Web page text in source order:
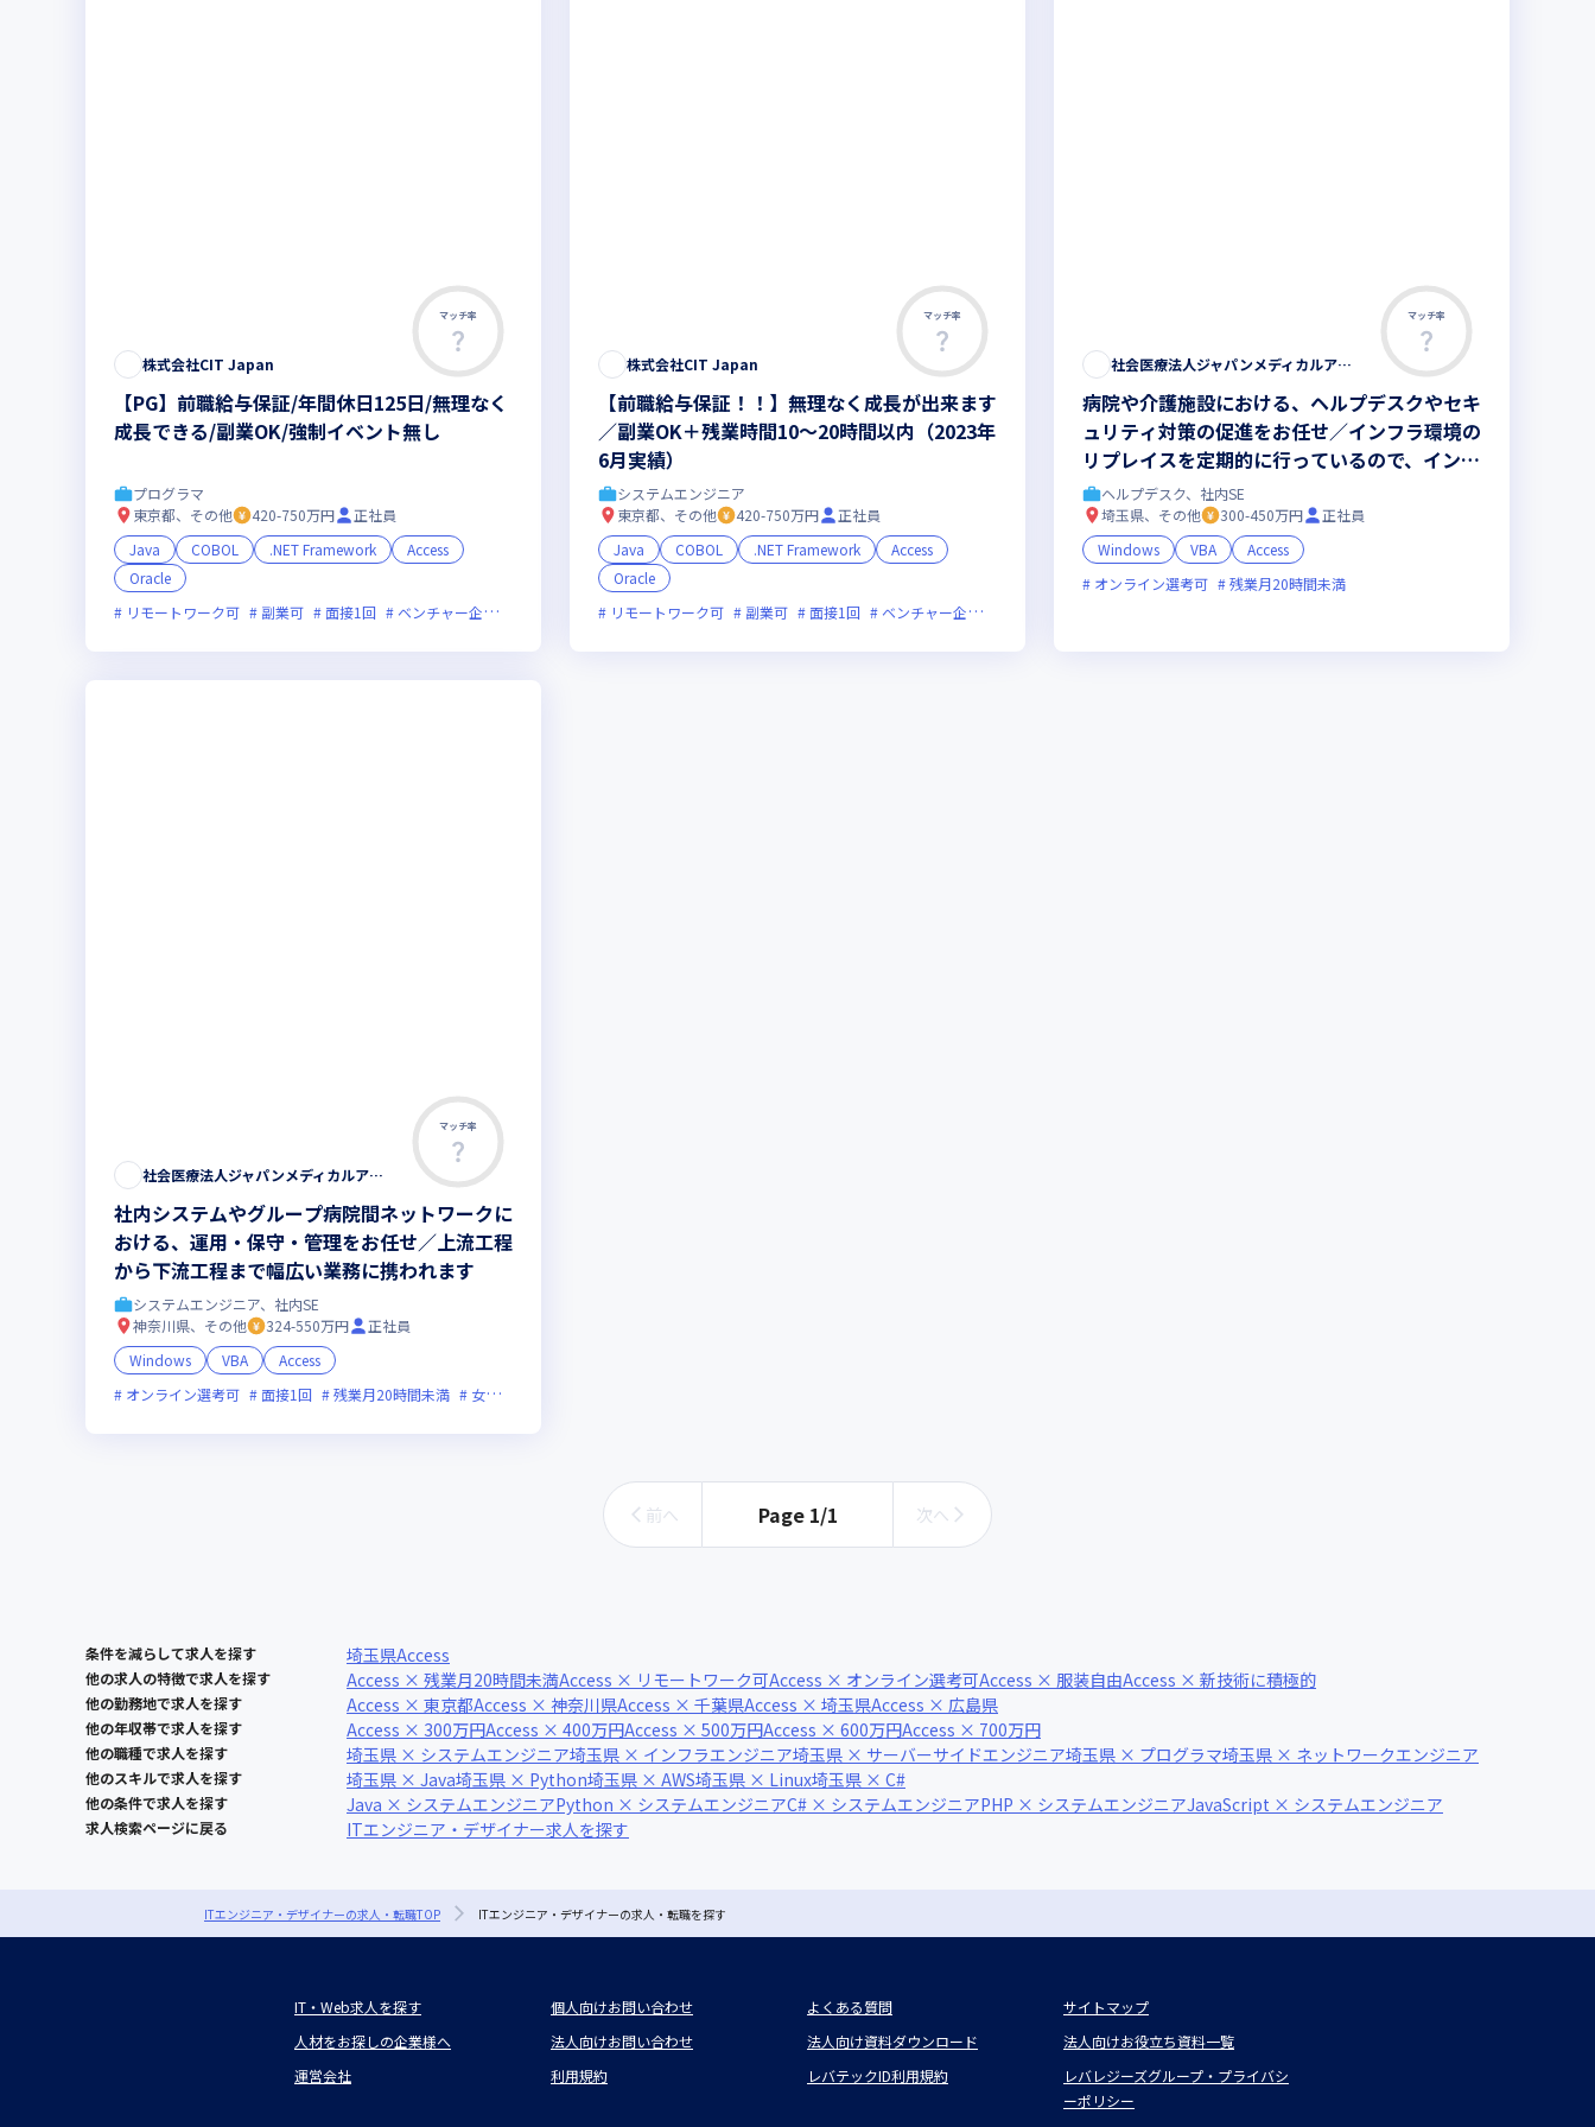
マッチ率
株式会社CIT Japan
【PG】前職給与保証/年間休日125日/無理なく
成長できる/副業OK/強制イベント無し
プログラマ
東京都、その他
420-750万円
正社員
Java
COBOL .NET Framework
Access
Oracle
リモートワーク可
副業可 面接1回 ベンチャー企業 残業月20時間未満
マッチ率
株式会社CIT Japan
【前職給与保証！！】無理なく成長が出来ます
／副業OK＋残業時間10～20時間以内（2023年
6月実績）
システムエンジニア
東京都、その他
420-750万円
正社員
Java
COBOL .NET Framework
Access
Oracle
リモートワーク可
副業可 面接1回 ベンチャー企業
マッチ率
社会医療法人ジャパンメディカルアライアンス
病院や介護施設における、ヘルプデスクやセキ
ュリティ対策の促進をお任せ／インフラ環境の
リプレイスを定期的に行っているので、インフ
ラ構築に携われます
ヘルプデスク、社内SE
埼玉県、その他
300-450万円
正社員
Windows
VBA
Access
オンライン選考可
残業月20時間未満
マッチ率
社会医療法人ジャパンメディカルアライアンス
社内システムやグループ病院間ネットワークに
おける、運用・保守・管理をお任せ／上流工程
から下流工程まで幅広い業務に携われます
システムエンジニア、社内SE
神奈川県、その他
324-550万円
正社員
Windows
VBA
Access
オンライン選考可
面接1回 残業月20時間未満 女性エンジニアが活躍中
前へ Page 1/1 次へ
条件を減らして求人を探す 埼玉県Access
他の求人の特徴で求人を探す Access × 残業月20時間未満Access × リモートワーク可Access × オンライン選考可Access × 服装自由Access × 新技術に積極的
他の勤務地で求人を探す Access × 東京都Access × 神奈川県Access × 千葉県Access × 埼玉県Access × 広島県
他の年収帯で求人を探す Access × 300万円Access × 400万円Access × 500万円Access × 600万円Access × 700万円
他の職種で求人を探す 埼玉県 × システムエンジニア埼玉県 × インフラエンジニア埼玉県 × サーバーサイドエンジニア埼玉県 × プログラマ埼玉県 × ネットワークエンジニア
他のスキルで求人を探す 埼玉県 × Java埼玉県 × Python埼玉県 × AWS埼玉県 × Linux埼玉県 × C#
他の条件で求人を探す Java × システムエンジニアPython × システムエンジニアC# × システムエンジニアPHP × システムエンジニアJavaScript × システムエンジニア
求人検索ページに戻る ITエンジニア・デザイナー求人を探す
ITエンジニア・デザイナーの求人・転職TOP ITエンジニア・デザイナーの求人・転職を探す
IT・Web求人を探す 個人向けお問い合わせ よくある質問
サイトマップ
人材をお探しの企業様へ
法人向けお問い合わせ 法人向け資料ダウンロード
法人向けお役立ち資料一覧
運営会社
利用規約 レバテックID利用規約
レバレジーズグループ・プライバシ
ーポリシー